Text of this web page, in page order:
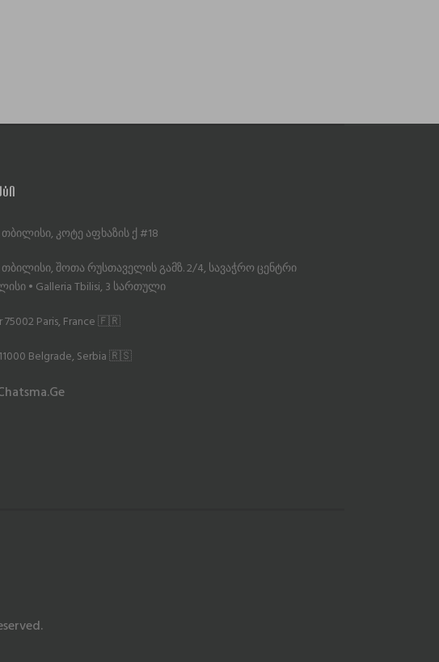
კოტე აფხაზის ქ #18
შოთა რუსთაველის გამზ. 2/4, სავაჭრო ცენტრი
• Galleria Tbilisi, 3 სართული
75002 Paris, France 🇫🇷
Belgrade, Serbia 🇷🇸